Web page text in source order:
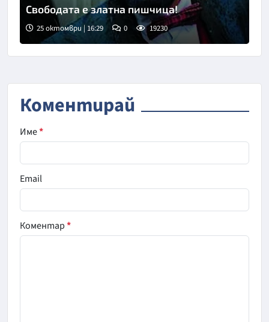
Свободата е златна пишчица!
25 октомври | 16:29 0 19230
Коментирай
Име*
Email
Коментар*